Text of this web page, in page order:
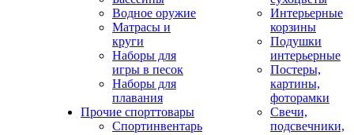
Водное оружие
Матрасы и
круги
Наборы для
игры в песок
Наборы для
плавания
Прочие спорттовары
Спортинвентарь
Интерьерные
корзины
Подушки
интерьерные
Постеры,
картины,
фоторамки
Свечи,
подсвечники,